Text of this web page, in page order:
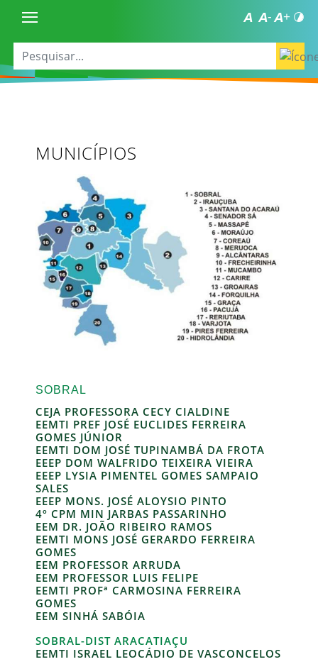
MUNICÍPIOS
SOBRAL
CEJA PROFESSORA CECY CIALDINE
EEMTI PREF JOSÉ EUCLIDES FERREIRA
GOMES JÚNIOR
EEMTI DOM JOSÉ TUPINAMBÁ DA FROTA
EEEP DOM WALFRIDO TEIXEIRA VIEIRA
EEEP LYSIA PIMENTEL GOMES SAMPAIO
SALES
EEEP MONS. JOSÉ ALOYSIO PINTO
4º CPM MIN JARBAS PASSARINHO
EEM DR. JOÃO RIBEIRO RAMOS
EEMTI MONS JOSÉ GERARDO FERREIRA
GOMES
EEM PROFESSOR ARRUDA
EEM PROFESSOR LUIS FELIPE
EEMTI PROFª CARMOSINA FERREIRA
GOMES
EEM SINHÁ SABÓIA
SOBRAL-DIST ARACATIAÇU
EEMTI ISRAEL LEOCÁDIO DE VASCONCELOS